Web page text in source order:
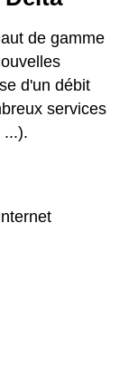
de gamme
d'un débit
services
...).